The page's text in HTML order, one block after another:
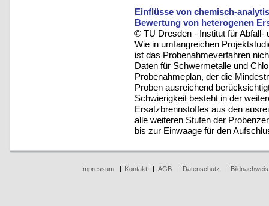
Einflüsse von chemisch-
Bewertung von heterogenen
© TU Dresden - Institut für Abfall-
Wie in umfangreichen
ist das Probenahmeverfahren
Daten für Schwermetalle und
Probenahmeplan, der die
Proben ausreichend
Schwierigkeit besteht in der
Ersatzbrennstoffes aus den
alle weiteren Stufen der
bis zur Einwaage für den
Impressum| Kontakt| AGB| Datenschutz Bildnachweis